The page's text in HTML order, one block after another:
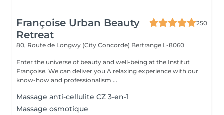
Françoise Urban Beauty
Retreat
250
80, Route de Longwy (City Concorde) Bertrange L-8060
Enter the universe of beauty and well-being at the Institut
Françoise. We can deliver you A relaxing experience with our
know-how and professionalism ...
Massage anti-cellulite CZ 3-en-1
Massage osmotique